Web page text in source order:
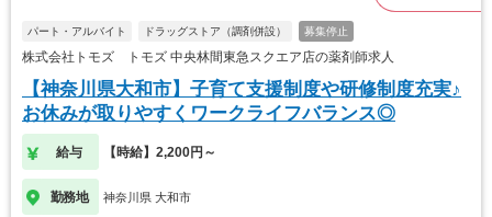
パート・アルバイト ドラッグストア（調剤併設） 募集停止
株式会社トモズ トモズ 中央林間東急スクエア店の薬剤師求人
【神奈川県大和市】子育て支援制度や研修制度充実♪
お休みが取りやすくワークライフバランス◎
給与 【時給】2,200円～
勤務地 神奈川県 大和市